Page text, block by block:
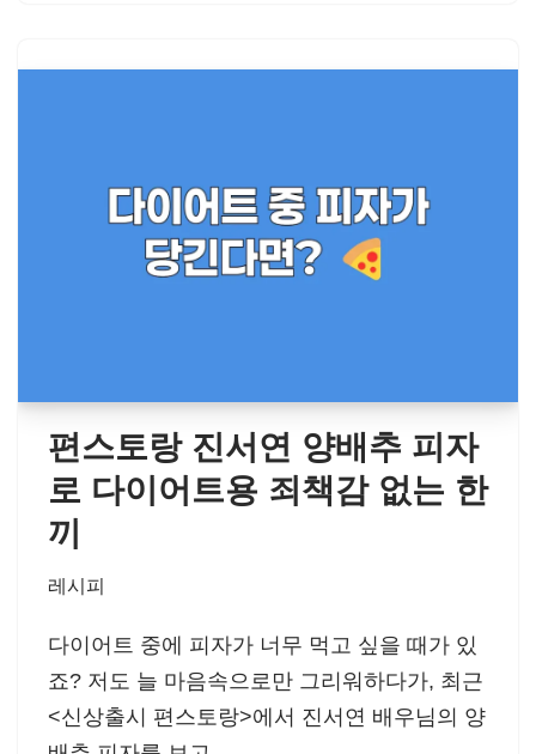
편스토랑 진서연 양배추 피자
로 다이어트용 죄책감 없는 한
끼
레시피
다이어트 중에 피자가 너무 먹고 싶을 때가 있
죠? 저도 늘 마음속으로만 그리워하다가, 최근
<신상출시 편스토랑>에서 진서연 배우님의 양